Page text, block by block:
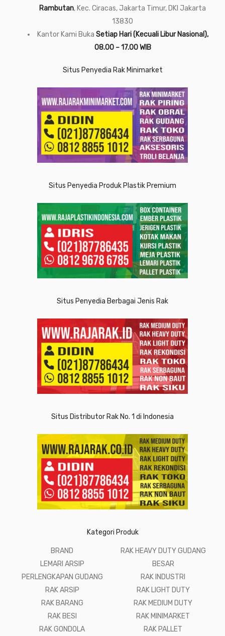
Rambutan, Kec. Ciracas, Jakarta Timur, DKI Jakarta
13830
Kantor Kami Buka Setiap Hari (Kecuali Libur Nasional),
08.00 – 17.00 WIB
Situs Penyedia Rak Minimarket
Situs Penyedia Produk Plastik Premium
Situs Penyedia Berbagai Jenis Rak
Situs Distributor Rak No. 1 di Indonesia
Kategori Produk
BRAND
LEMARI ARSIP
PERLENGKAPAN GUDANG
RAK ARSIP
RAK BARANG
RAK BESI
RAK GONDOLA
RAK HEAVY DUTY GUDANG
BESAR
RAK INDUSTRI
RAK LIGHT DUTY
RAK MEDIUM DUTY
RAK MINIMARKET
RAK PALLET